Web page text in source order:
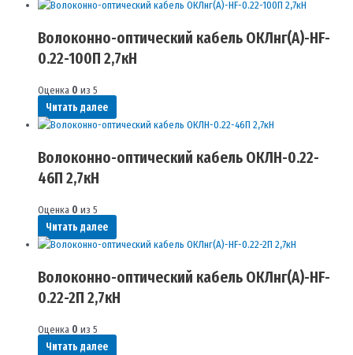
Волоконно-оптический кабель ОКЛнг(A)-HF-
0.22-100П 2,7кН
Оценка 0 из 5
Читать далее
Волоконно-оптический кабель ОКЛН-0.22-
46П 2,7кН
Оценка 0 из 5
Читать далее
Волоконно-оптический кабель ОКЛнг(A)-HF-
0.22-2П 2,7кН
Оценка 0 из 5
Читать далее